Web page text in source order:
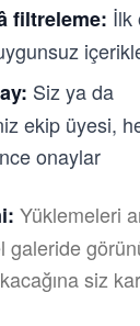
filtreleme: İlk
Siz ya da
ekip üyesi,
onaylar
Yüklemeleri
galeride
siz